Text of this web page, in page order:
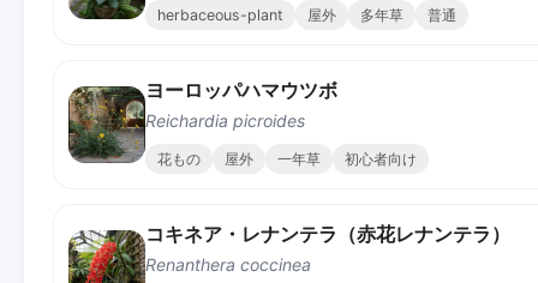
herbaceous-plant 屋外 多年草 普通
ヨーロッパハマウツボ
Reichardia picroides
花もの 屋外 一年草 初心者向け
コキネア・レナンテラ（赤花レナンテラ）
Renanthera coccinea